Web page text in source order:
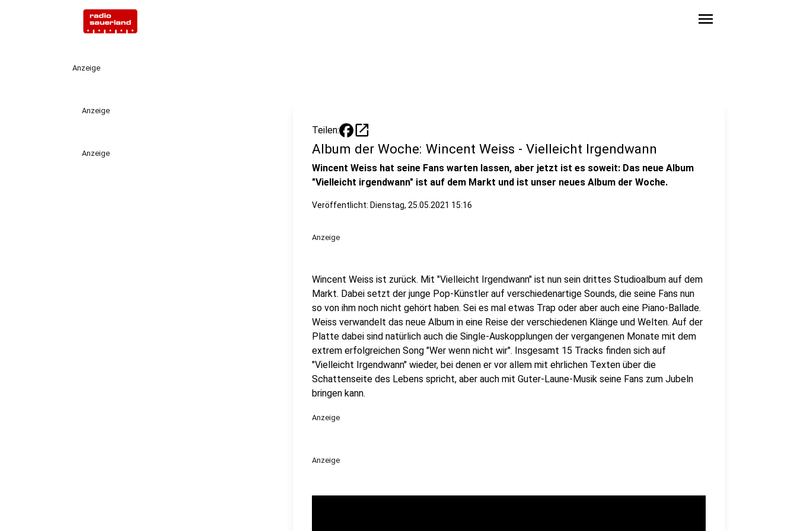
menu
Anzeige
Anzeige
Anzeige
Teilen: open_in_new
Album der Woche: Wincent Weiss - Vielleicht Irgendwann
Wincent Weiss hat seine Fans warten lassen, aber jetzt ist es soweit: Das neue Album
"Vielleicht irgendwann" ist auf dem Markt und ist unser neues Album der Woche.
Veröffentlicht: Dienstag, 25.05.2021 15:16
Anzeige
Wincent Weiss ist zurück. Mit "Vielleicht Irgendwann" ist nun sein drittes Studioalbum auf dem
Markt. Dabei setzt der junge Pop-Künstler auf verschiedenartige Sounds, die seine Fans nun
so von ihm noch nicht gehört haben. Sei es mal etwas Trap oder aber auch eine Piano-Ballade.
Weiss verwandelt das neue Album in eine Reise der verschiedenen Klänge und Welten. Auf der
Platte dabei sind natürlich auch die Single-Auskopplungen der vergangenen Monate mit dem
extrem erfolgreichen Song "Wer wenn nicht wir". Insgesamt 15 Tracks finden sich auf
"Vielleicht Irgendwann" wieder, bei denen er vor allem mit ehrlichen Texten über die
Schattenseite des Lebens spricht, aber auch mit Guter-Laune-Musik seine Fans zum Jubeln
bringen kann.
Anzeige
Anzeige